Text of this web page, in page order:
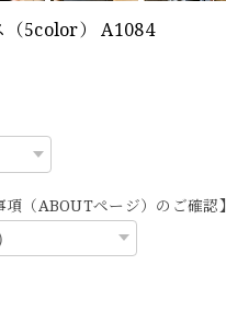
（5color） A1084
項（ABOUTページ）のご確認】